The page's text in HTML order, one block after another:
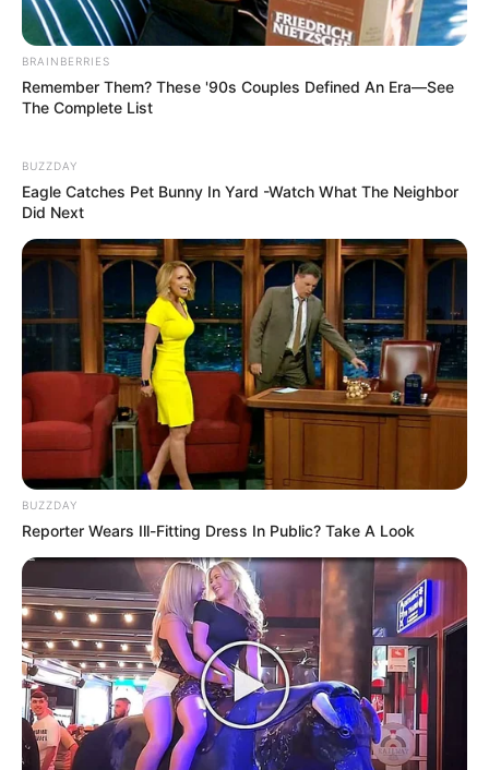
Alamat email Anda tidak akan dipublikasikan. Ruas yang wajib ditandai*
BRAINBERRIES
Remember Them? These '90s Couples Defined An Era—See
The Complete List
BUZZDAY
Eagle Catches Pet Bunny In Yard -Watch What The Neighbor
Did Next
BUZZDAY
Reporter Wears Ill-Fitting Dress In Public? Take A Look